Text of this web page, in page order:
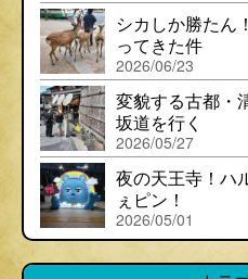
シカしか勝たん
ってきた件
2026/06/23
変貌する古都・
坂道を行く
2026/05/27
夜の天王寺！ハ
ぇピン！
2026/05/01